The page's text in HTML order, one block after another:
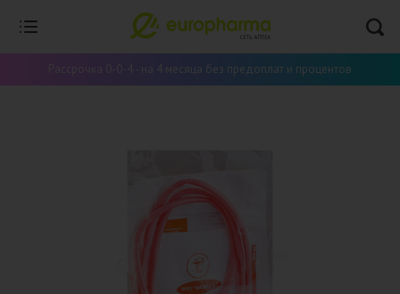
Рассрочка 0-0-4 - на 4 месяца без предоплат и процентов